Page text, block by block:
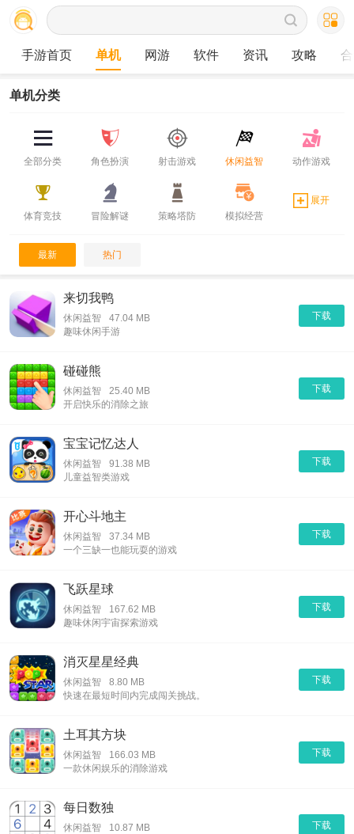
手游首页 单机 网游 软件 资讯 攻略
单机分类
全部分类 角色扮演 射击游戏 休闲益智 动作游戏
体育竞技 冒险解谜 策略塔防 模拟经营
展开
最新 热门
下载
来切我鸭
休闲益智
47.04 MB
趣味休闲手游
下载
碰碰熊
休闲益智
25.40 MB
开启快乐的消除之旅
下载
宝宝记忆达人
休闲益智
91.38 MB
儿童益智类游戏
下载
开心斗地主
休闲益智
37.34 MB
一个三缺一也能玩耍的游戏
下载
飞跃星球
休闲益智
167.62 MB
趣味休闲宇宙探索游戏
下载
消灭星星经典
休闲益智
8.80 MB
快速在最短时间内完成闯关挑战。
下载
土耳其方块
休闲益智
166.03 MB
一款休闲娱乐的消除游戏
下载
每日数独
休闲益智
10.87 MB